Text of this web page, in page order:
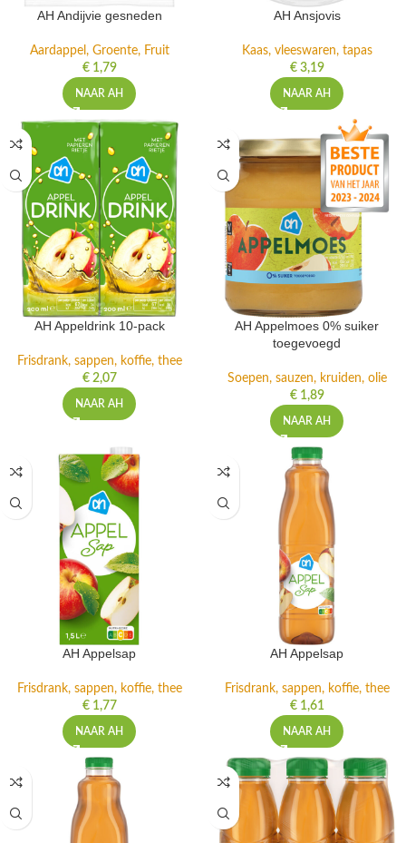
AH Andijvie gesneden
Aardappel, Groente, Fruit
€1,79
NAAR AH
AH Ansjovis
Kaas, vleeswaren, tapas
€3,19
NAAR AH
AH Appeldrink 10-pack
Frisdrank, sappen, koffie, thee
€2,07
NAAR AH
AH Appelmoes 0% suiker
toegevoegd
Soepen, sauzen, kruiden, olie
€1,89
NAAR AH
AH Appelsap
Frisdrank, sappen, koffie, thee
€1,77
NAAR AH
AH Appelsap
Frisdrank, sappen, koffie, thee
€1,61
NAAR AH